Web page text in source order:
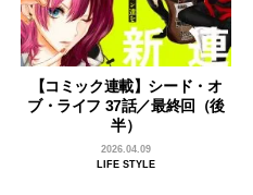
【コミック連載】シード・オ
ブ・ライフ 37話／最終回（後
半）
2026.04.09
LIFE STYLE